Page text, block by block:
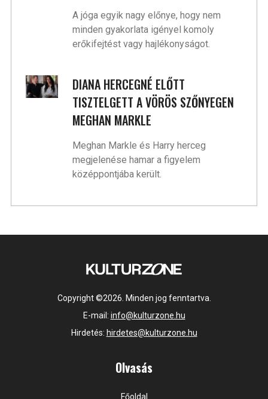
A jóga egyik nagy előnye, hogy nem
minden gyakorlata igényel komoly
erőkifejtést vagy hajlékonyságot.
DIANA HERCEGNÉ ELŐTT
TISZTELGETT A VÖRÖS SZŐNYEGEN
MEGHAN MARKLE
Meghan Markle és Harry herceg
megjelenése hamar a figyelem
középpontjába került.
Copyright ©2026. Minden jog fenntartva.
E-mail: info@kulturzone.hu
Hirdetés: hirdetes@kulturzone.hu
Olvasás
Főoldal